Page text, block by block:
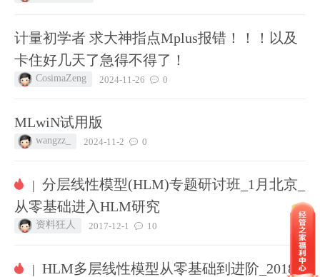
计量初学者 求大神指点Mplus报错！！！以及
卡住好几天了急得不得了！
CosimaZeng 2024-11-26 0
MLwiN试用版
wangzz_ 2024-11-2 0
| 分层线性模型(HLM)专题研讨班_1月北京_
从零基础进入HLM研究
资料狂人 2017-12-1 10
| HLM多层线性模型从零基础到进阶_2018